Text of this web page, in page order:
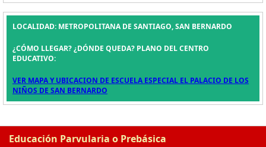
LOCALIDAD: METROPOLITANA DE SANTIAGO, SAN BERNARDO
¿CÓMO LLEGAR? ¿DÓNDE QUEDA? PLANO DEL CENTRO
EDUCATIVO:
VER MAPA Y UBICACION DE ESCUELA ESPECIAL EL PALACIO DE LOS
NIÑOS DE SAN BERNARDO
Educación Parvularia o Prebásica